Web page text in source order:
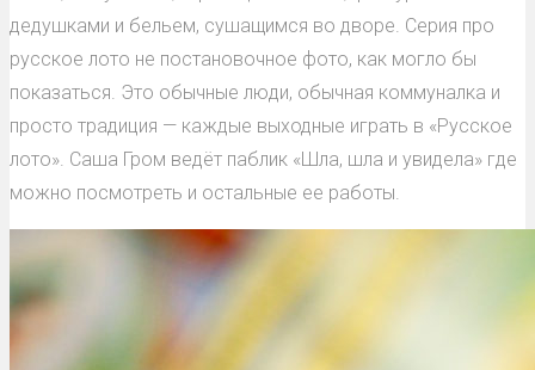
дедушками и бельем, сушащимся во дворе. Серия про
русское лото не постановочное фото, как могло бы
показаться. Это обычные люди, обычная коммуналка и
просто традиция — каждые выходные играть в «Русское
лото». Саша Гром ведёт паблик «Шла, шла и увидела» где
можно посмотреть и остальные ее работы.